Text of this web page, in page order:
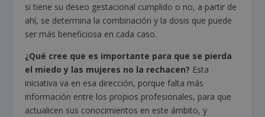
si tiene su deseo gestacional cumplido o no, a partir de
ahí, se determina la combinación y la dosis que puede
ser más beneficiosa en cada caso.
¿Qué cree que es importante para que se pierda
el miedo y las mujeres no la rechacen? Esta
iniciativa va en esa dirección, porque falta más
información entre los propios profesionales, para que
actualicen sus conocimientos en este ámbito, y